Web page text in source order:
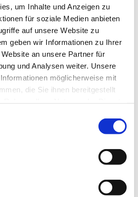
um Inhalte und Anzeigen zu
für soziale Medien anbieten
auf unsere Website zu
geben wir Informationen zu Ihrer
an unsere Partner für
und Analysen weiter. Unsere
möglicherweise mit
die Sie ihnen bereitgestellt
Egal, ob ganz frisch
alt geworden miteinander – als
Kumpel, Eltern und
mit kleinen und großen
die jemanden liebhaben und
danken wollen, sind herzlich
für Liebende am
Berlin